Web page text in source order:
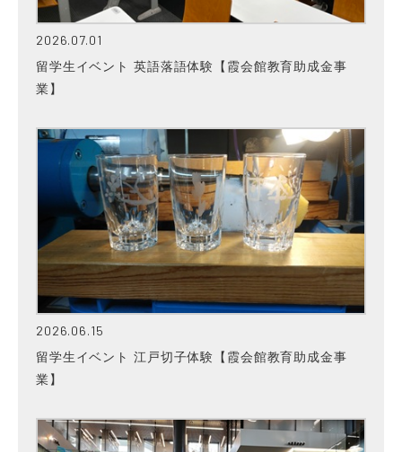
2026.07.01
留学生イベント 英語落語体験【霞会館教育助成金事
業】
2026.06.15
留学生イベント 江戸切子体験【霞会館教育助成金事
業】